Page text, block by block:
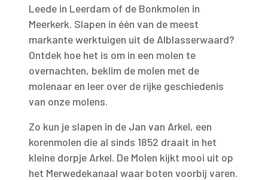
Leede in Leerdam of de Bonkmolen in
Meerkerk. Slapen in één van de meest
markante werktuigen uit de Alblasserwaard?
Ontdek hoe het is om in een molen te
overnachten, beklim de molen met de
molenaar en leer over de rijke geschiedenis
van onze molens.
Zo kun je slapen in de Jan van Arkel, een
korenmolen die al sinds 1852 draait in het
kleine dorpje Arkel. De Molen kijkt mooi uit op
het Merwedekanaal waar boten voorbij varen.